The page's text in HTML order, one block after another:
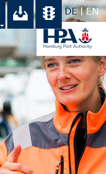
DE EN
Ihr Download-